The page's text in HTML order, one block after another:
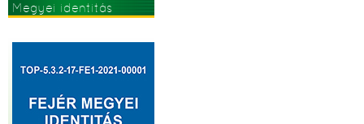
Megyei identitás